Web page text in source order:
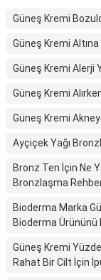
Güneş Kremi
Güneş Kremi
Güneş Kremi Alerji
Güneş Kremi
Güneş Kremi
Ayçiçek Yağı
Bronz Ten İçin Ne
Bronzlaşma
Bioderma Marka
Bioderma Ürününü
Güneş Kremi
Rahat Bir Cilt İçin